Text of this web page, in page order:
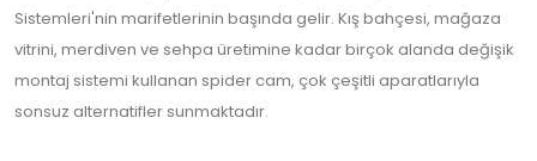
Sistemleri'nin marifetlerinin başında gelir. Kış bahçesi, mağaza
vitrini, merdiven ve sehpa üretimine kadar birçok alanda değişik
montaj sistemi kullanan spider cam, çok çeşitli aparatlarıyla
sonsuz alternatifler sunmaktadır.